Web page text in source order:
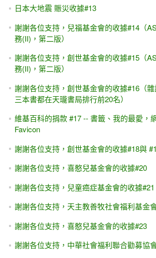
日本大地震 賑災收據#13
謝謝各位支持，兒福基金會的收據#14（
務(II)，第二版）
謝謝各位支持，創世基金會的收據#15（
務(II)，第二版）
謝謝各位支持，創世基金會的收據#16（
三本書都在天瓏書局排行前20名）
維基百科的捐款 #17 -- 書籤、我的最愛，
Favicon
謝謝各位支持，創世基金會的收據#18與
謝謝各位支持，喜憨兒基金會的收據#20
謝謝各位支持，兒童癌症基金會的收據#21
謝謝各位支持，天主教善牧社會福利基金
謝謝各位支持，喜憨兒基金會的收據#23
謝謝各位支持，中華社會福利聯合勸募協